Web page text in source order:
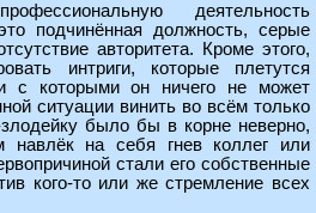
деятельность
подчинённая должность, серые
авторитета. Кроме этого,
интриги, которые плетутся
с которыми он ничего не может
ситуации винить во всём только
было бы в корне неверно,
навлёк на себя гнев коллег или
стали его собственные
кого-то или же стремление всех